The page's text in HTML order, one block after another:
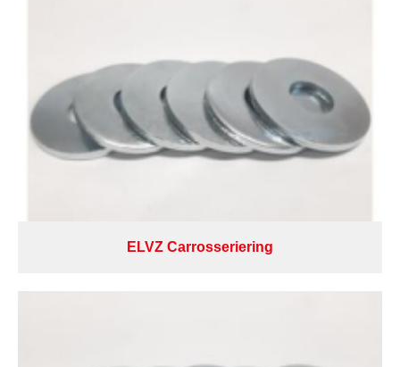
ELVZ Carrosseriering